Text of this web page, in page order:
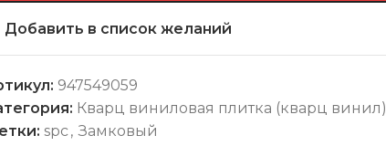
Добавить в список желаний
947549059
Кварц виниловая плитка (кварц винил)
spc, Замковый